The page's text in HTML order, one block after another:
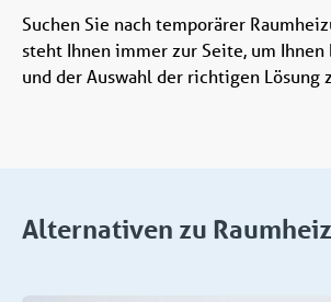
Suchen Sie nach temporärer
steht Ihnen immer zur Seite, um
und der Auswahl der richtigen Lösung
Alternativen zu